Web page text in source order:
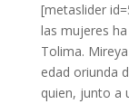
[metaslider
las mujeres
Tolima.
edad oriunda
quien, junto a